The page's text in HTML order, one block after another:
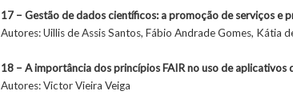
17 – Gestão de dados científicos: a promoção de serviços e
Autores: Uillis de Assis Santos, Fábio Andrade Gomes, Kátia
18 – A importância dos princípios FAIR no uso de
Autores: Victor Vieira Veiga